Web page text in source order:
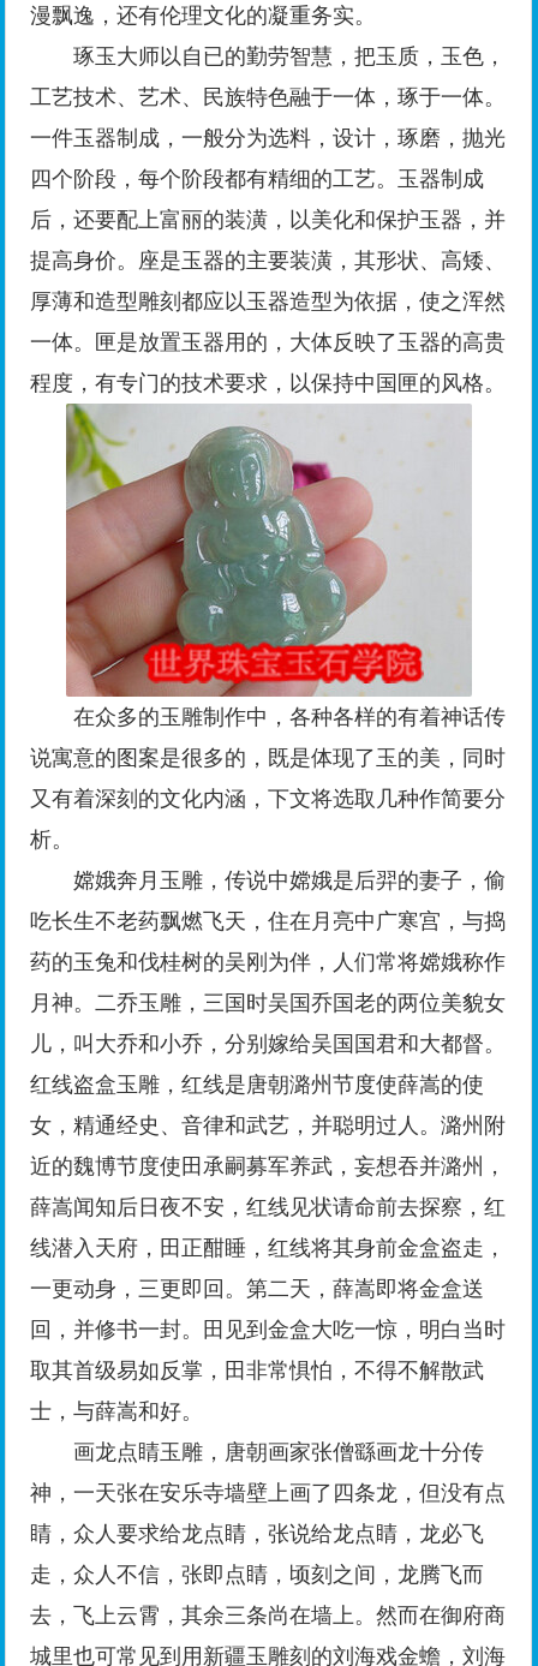
漫飘逸，还有伦理文化的凝重务实。
琢玉大师以自已的勤劳智慧，把玉质，玉色，
工艺技术、艺术、民族特色融于一体，琢于一体。
一件玉器制成，一般分为选料，设计，琢磨，抛光
四个阶段，每个阶段都有精细的工艺。玉器制成
后，还要配上富丽的装潢，以美化和保护玉器，并
提高身价。座是玉器的主要装潢，其形状、高矮、
厚薄和造型雕刻都应以玉器造型为依据，使之浑然
一体。匣是放置玉器用的，大体反映了玉器的高贵
程度，有专门的技术要求，以保持中国匣的风格。
在众多的玉雕制作中，各种各样的有着神话传
说寓意的图案是很多的，既是体现了玉的美，同时
又有着深刻的文化内涵，下文将选取几种作简要分
析。
嫦娥奔月玉雕，传说中嫦娥是后羿的妻子，偷
吃长生不老药飘燃飞天，住在月亮中广寒宫，与捣
药的玉兔和伐桂树的吴刚为伴，人们常将嫦娥称作
月神。二乔玉雕，三国时吴国乔国老的两位美貌女
儿，叫大乔和小乔，分别嫁给吴国国君和大都督。
红线盗盒玉雕，红线是唐朝潞州节度使薛嵩的使
女，精通经史、音律和武艺，并聪明过人。潞州附
近的魏博节度使田承嗣募军养武，妄想吞并潞州，
薛嵩闻知后日夜不安，红线见状请命前去探察，红
线潜入天府，田正酣睡，红线将其身前金盒盗走，
一更动身，三更即回。第二天，薛嵩即将金盒送
回，并修书一封。田见到金盒大吃一惊，明白当时
取其首级易如反掌，田非常惧怕，不得不解散武
士，与薛嵩和好。
画龙点睛玉雕，唐朝画家张僧繇画龙十分传
神，一天张在安乐寺墙壁上画了四条龙，但没有点
睛，众人要求给龙点睛，张说给龙点睛，龙必飞
走，众人不信，张即点睛，顷刻之间，龙腾飞而
去，飞上云霄，其余三条尚在墙上。然而在御府商
城里也可常见到用新疆玉雕刻的刘海戏金蟾，刘海